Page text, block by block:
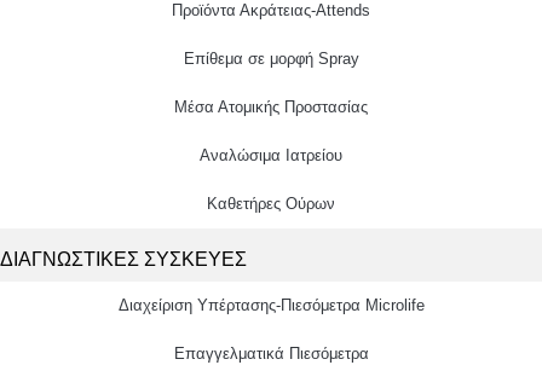
Προϊόντα Ακράτειας-Attends
Επίθεμα σε μορφή Spray
Μέσα Ατομικής Προστασίας
Αναλώσιμα Ιατρείου
Καθετήρες Ούρων
ΔΙΑΓΝΩΣΤΙΚΕΣ ΣΥΣΚΕΥΕΣ
Διαχείριση Υπέρτασης-Πιεσόμετρα Microlife
Επαγγελματικά Πιεσόμετρα